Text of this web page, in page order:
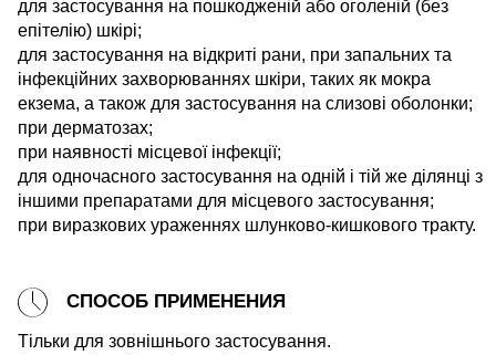
для застосування на пошкодженій або оголеній (без
епітелію) шкірі;
для застосування на відкриті рани, при запальних та
інфекційних захворюваннях шкіри, таких як мокра
екзема, а також для застосування на слизові оболонки;
при дерматозах;
при наявності місцевої інфекції;
для одночасного застосування на одній і тій же ділянці з
іншими препаратами для місцевого застосування;
при виразкових ураженнях шлунково-кишкового тракту.
СПОСОБ ПРИМЕНЕНИЯ
Тільки для зовнішнього застосування.